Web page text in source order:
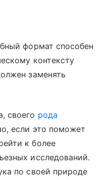
формат способен
контексту
заменять
своего рода
если это поможет
к более
исследований.
по своей природе